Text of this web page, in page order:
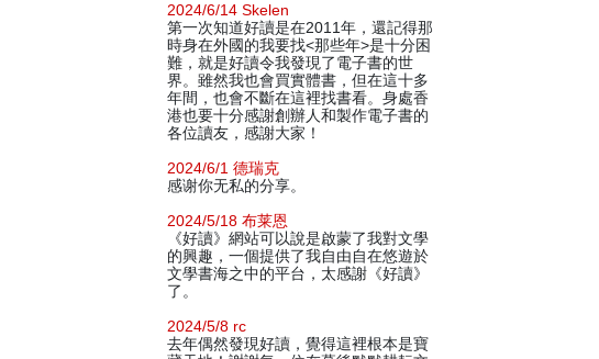
2024/6/14 Skelen
第一次知道好讀是在2011年，還記得那
時身在外國的我要找<那些年>是十分困
難，就是好讀令我發現了電子書的世
界。雖然我也會買實體書，但在這十多
年間，也會不斷在這裡找書看。身處香
港也要十分感謝創辦人和製作電子書的
各位讀友，感謝大家！
2024/6/1 德瑞克
感谢你无私的分享。
2024/5/18 布莱恩
《好讀》網站可以說是啟蒙了我對文學
的興趣，一個提供了我自由自在悠遊於
文學書海之中的平台，太感謝《好讀》
了。
2024/5/8 rc
去年偶然發現好讀，覺得這裡根本是寶